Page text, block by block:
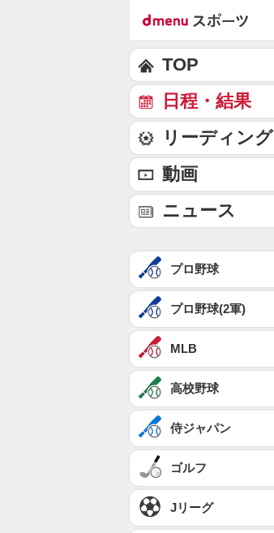
TOP
日程・結果
リーディング
動画
ニュース
プロ野球
プロ野球(2軍)
MLB
高校野球
侍ジャパン
ゴルフ
Jリーグ